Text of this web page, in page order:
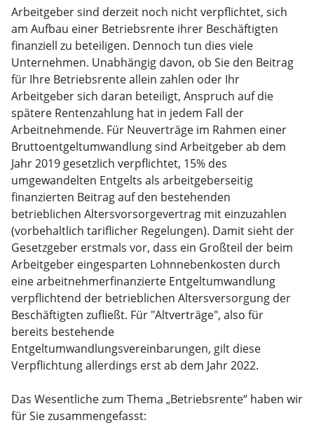
Arbeitgeber sind derzeit noch nicht verpflichtet, sich
am Aufbau einer Betriebsrente ihrer Beschäftigten
finanziell zu beteiligen. Dennoch tun dies viele
Unternehmen. Unabhängig davon, ob Sie den Beitrag
für Ihre Betriebsrente allein zahlen oder Ihr
Arbeitgeber sich daran beteiligt, Anspruch auf die
spätere Rentenzahlung hat in jedem Fall der
Arbeitnehmende. Für Neuverträge im Rahmen einer
Bruttoentgeltumwandlung sind Arbeitgeber ab dem
Jahr 2019 gesetzlich verpflichtet, 15% des
umgewandelten Entgelts als arbeitgeberseitig
finanzierten Beitrag auf den bestehenden
betrieblichen Altersvorsorgevertrag mit einzuzahlen
(vorbehaltlich tariflicher Regelungen). Damit sieht der
Gesetzgeber erstmals vor, dass ein Großteil der beim
Arbeitgeber eingesparten Lohnnebenkosten durch
eine arbeitnehmerfinanzierte Entgeltumwandlung
verpflichtend der betrieblichen Altersversorgung der
Beschäftigten zufließt. Für "Altverträge", also für
bereits bestehende
Entgeltumwandlungsvereinbarungen, gilt diese
Verpflichtung allerdings erst ab dem Jahr 2022.
Das Wesentliche zum Thema „Betriebsrente“ haben wir
für Sie zusammengefasst: